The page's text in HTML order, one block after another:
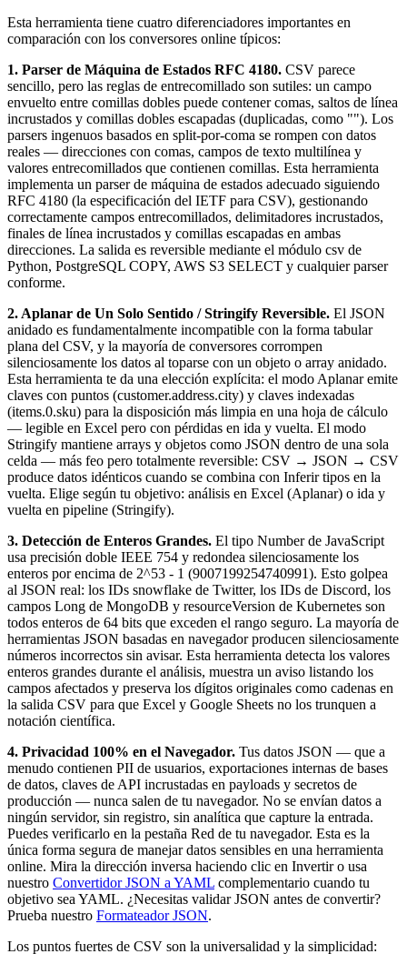
Esta herramienta tiene cuatro diferenciadores importantes en
comparación con los conversores online típicos:
1. Parser de Máquina de Estados RFC 4180. CSV parece
sencillo, pero las reglas de entrecomillado son sutiles: un campo
envuelto entre comillas dobles puede contener comas, saltos de línea
incrustados y comillas dobles escapadas (duplicadas, como ""). Los
parsers ingenuos basados en split-por-coma se rompen con datos
reales — direcciones con comas, campos de texto multilínea y
valores entrecomillados que contienen comillas. Esta herramienta
implementa un parser de máquina de estados adecuado siguiendo
RFC 4180 (la especificación del IETF para CSV), gestionando
correctamente campos entrecomillados, delimitadores incrustados,
finales de línea incrustados y comillas escapadas en ambas
direcciones. La salida es reversible mediante el módulo csv de
Python, PostgreSQL COPY, AWS S3 SELECT y cualquier parser
conforme.
2. Aplanar de Un Solo Sentido / Stringify Reversible. El JSON
anidado es fundamentalmente incompatible con la forma tabular
plana del CSV, y la mayoría de conversores corrompen
silenciosamente los datos al toparse con un objeto o array anidado.
Esta herramienta te da una elección explícita: el modo Aplanar emite
claves con puntos (customer.address.city) y claves indexadas
(items.0.sku) para la disposición más limpia en una hoja de cálculo
— legible en Excel pero con pérdidas en ida y vuelta. El modo
Stringify mantiene arrays y objetos como JSON dentro de una sola
celda — más feo pero totalmente reversible: CSV → JSON → CSV
produce datos idénticos cuando se combina con Inferir tipos en la
vuelta. Elige según tu objetivo: análisis en Excel (Aplanar) o ida y
vuelta en pipeline (Stringify).
3. Detección de Enteros Grandes. El tipo Number de JavaScript
usa precisión doble IEEE 754 y redondea silenciosamente los
enteros por encima de 2^53 - 1 (9007199254740991). Esto golpea
al JSON real: los IDs snowflake de Twitter, los IDs de Discord, los
campos Long de MongoDB y resourceVersion de Kubernetes son
todos enteros de 64 bits que exceden el rango seguro. La mayoría de
herramientas JSON basadas en navegador producen silenciosamente
números incorrectos sin avisar. Esta herramienta detecta los valores
enteros grandes durante el análisis, muestra un aviso listando los
campos afectados y preserva los dígitos originales como cadenas en
la salida CSV para que Excel y Google Sheets no los trunquen a
notación científica.
4. Privacidad 100% en el Navegador. Tus datos JSON — que a
menudo contienen PII de usuarios, exportaciones internas de bases
de datos, claves de API incrustadas en payloads y secretos de
producción — nunca salen de tu navegador. No se envían datos a
ningún servidor, sin registro, sin analítica que capture la entrada.
Puedes verificarlo en la pestaña Red de tu navegador. Esta es la
única forma segura de manejar datos sensibles en una herramienta
online. Mira la dirección inversa haciendo clic en Invertir o usa
nuestro Convertidor JSON a YAML complementario cuando tu
objetivo sea YAML. ¿Necesitas validar JSON antes de convertir?
Prueba nuestro Formateador JSON.
Los puntos fuertes de CSV son la universalidad y la simplicidad: